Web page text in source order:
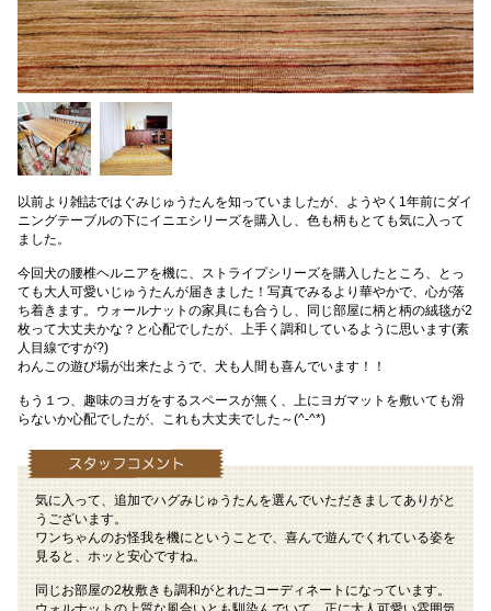
以前より雑誌ではぐみじゅうたんを知っていましたが、ようやく1年前にダイ
ニングテーブルの下にイニエシリーズを購入し、色も柄もとても気に入って
ました。
今回犬の腰椎ヘルニアを機に、ストライプシリーズを購入したところ、とっ
ても大人可愛いじゅうたんが届きました！写真でみるより華やかで、心が落
ち着きます。ウォールナットの家具にも合うし、同じ部屋に柄と柄の絨毯が2
枚って大丈夫かな？と心配でしたが、上手く調和しているように思います(素
人目線ですが?)
わんこの遊び場が出来たようで、犬も人間も喜んでいます！！
もう１つ、趣味のヨガをするスペースが無く、上にヨガマットを敷いても滑
らないか心配でしたが、これも大丈夫でした～(^-^*)
気に入って、追加でハグみじゅうたんを選んでいただきましてありがと
うございます。
ワンちゃんのお怪我を機にということで、喜んで遊んでくれている姿を
見ると、ホッと安心ですね。
同じお部屋の2枚敷きも調和がとれたコーディネートになっています。